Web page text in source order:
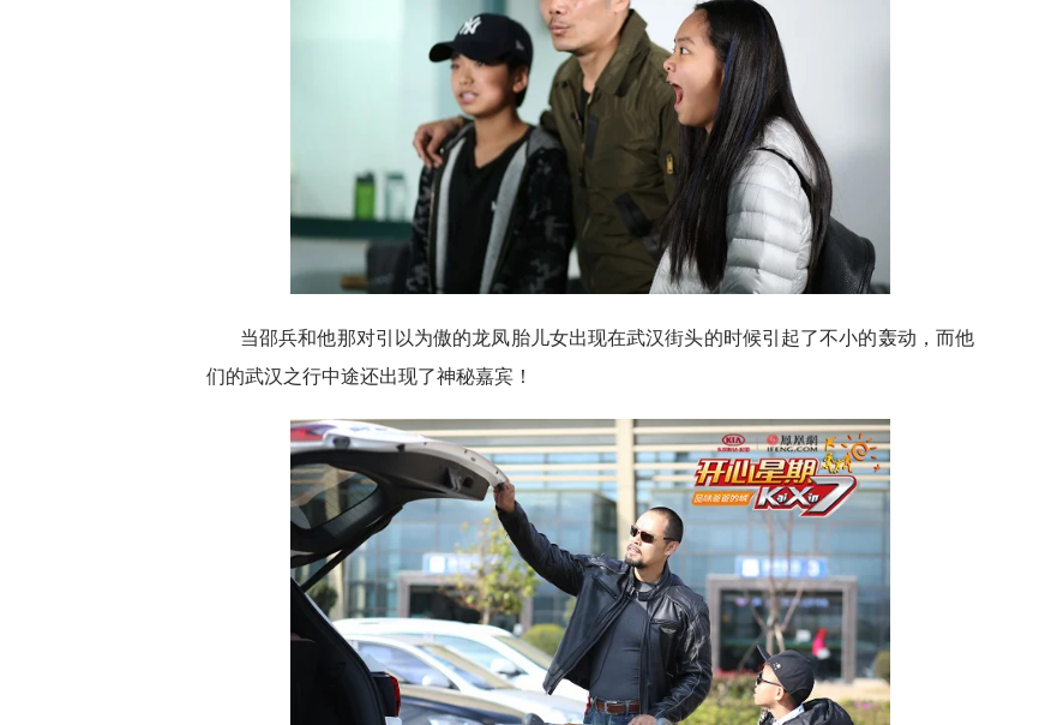
当邵兵和他那对引以为傲的龙凤胎儿女出现在武汉街头的时候引起了不小的轰动，而他
们的武汉之行中途还出现了神秘嘉宾！